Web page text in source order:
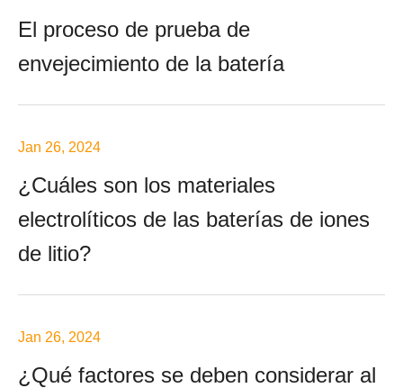
El proceso de prueba de
envejecimiento de la batería
Jan 26, 2024
¿Cuáles son los materiales
electrolíticos de las baterías de iones
de litio?
Jan 26, 2024
¿Qué factores se deben considerar al